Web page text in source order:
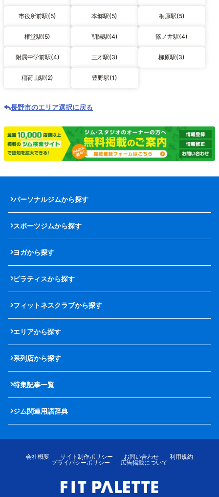
市役所前駅(5) 本郷駅(5) 桐原駅(5)
権堂駅(5) 朝陽駅(4) 篠ノ井駅(4)
附属中学前駅(4) 三才駅(3) 柳原駅(3)
稲荷山駅(2) 豊野駅(1)
長野市のエリア選択に戻る
パーソナルジムから探す
スポーツジムから探す
ヨガから探す
ピラティスから探す
フィットネスクラブから探す
エリアから探す
系列店から探す
特集記事一覧
ジム関連用語辞典
会社概要 サイト制作ポリシー お問い合わせ
利用規約
プライバシーポリシー
広告掲載について